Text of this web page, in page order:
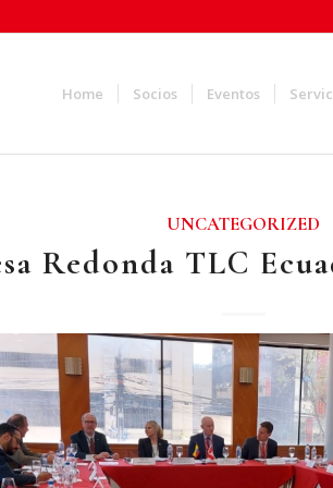
Home Socios Eventos
UNCATEGORIZED
Redonda TLC